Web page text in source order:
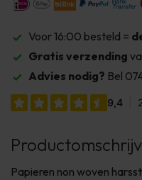
Voor 16:00 besteld =
Gratis verzending
Advies nodig? Bel
Papieren non woven